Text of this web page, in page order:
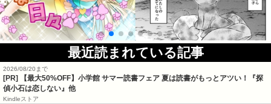
最近読まれている記事
2026/08/20まで
[PR]
【最大50%OFF】小学館 サマー読書フェア 夏は読書がもっとアツい！『探
偵小石は恋しない』他
Kindleストア